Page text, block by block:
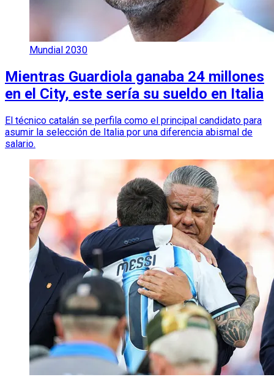
Mundial 2030
Mientras Guardiola ganaba 24 millones
en el City, este sería su sueldo en Italia
El técnico catalán se perfila como el principal candidato para
asumir la selección de Italia por una diferencia abismal de
salario.